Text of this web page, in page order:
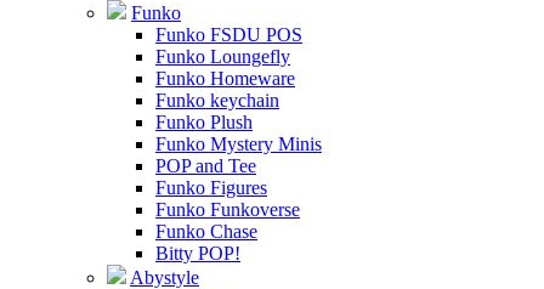
Funko
Funko FSDU POS
Funko Loungefly
Funko Homeware
Funko keychain
Funko Plush
Funko Mystery Minis
POP and Tee
Funko Figures
Funko Funkoverse
Funko Chase
Bitty POP!
Abystyle